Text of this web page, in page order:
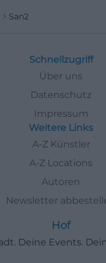
San2
Schnellzugriff
Über uns
Datenschutz
Impressum
Weitere Links
A-Z Künstler
A-Z Locations
Autoren
Newsletter
Hof
Deine Events.